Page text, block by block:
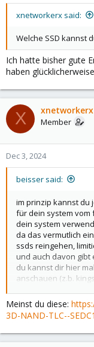
xnetworkerx said:
Welche SSD kannst
Ich hatte bisher gute
haben
X xnetworkerx
Member
Dec 3, 2024
beisser said:
im prinzip kannst du
für dein system
dein system
da das vermutlich
ssds reingehen,
und auch davon gibt
du kannst dir hier
anschauen (z.b.
teilweise nur schwer
alternativ einen m.2
anschaffen.
Meinst du diese:
3D-NAND-TLC--